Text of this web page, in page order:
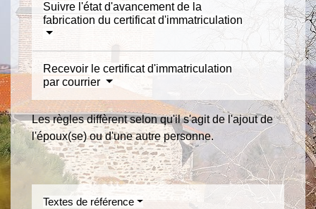
Suivre l'état d'avancement de la
fabrication du certificat d'immatriculation
Recevoir le certificat d'immatriculation
par courrier
Les règles diffèrent selon qu'il s'agit de l'ajout de
l'époux(se) ou d'une autre personne.
Textes de référence